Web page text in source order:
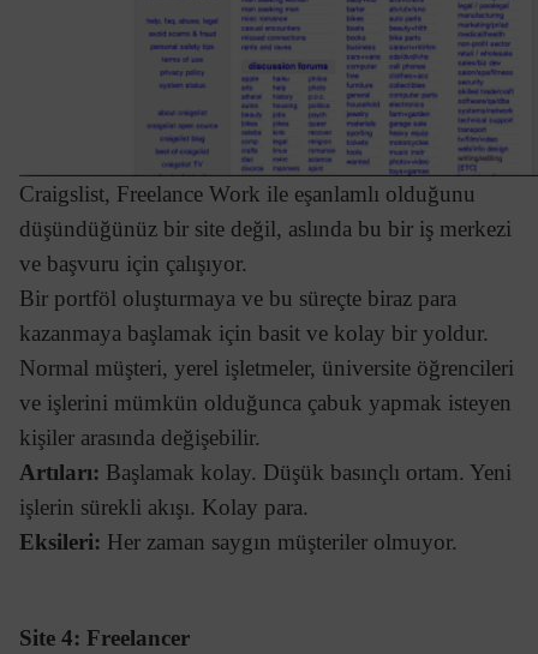
Craigslist, Freelance Work ile eşanlamlı olduğunu
düşündüğünüz bir site değil, aslında bu bir iş merkezi
ve başvuru için çalışıyor.
Bir portföl oluşturmaya ve bu süreçte biraz para
kazanmaya başlamak için basit ve kolay bir yoldur.
Normal müşteri, yerel işletmeler, üniversite öğrencileri
ve işlerini mümkün olduğunca çabuk yapmak isteyen
kişiler arasında değişebilir.
Artıları: Başlamak kolay. Düşük basınçlı ortam. Yeni
işlerin sürekli akışı. Kolay para.
Eksileri: Her zaman saygın müşteriler olmuyor.
Site 4: Freelancer